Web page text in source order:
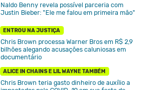
Naldo Benny revela possível parceria com
Justin Bieber: "Ele me falou em primeira mão"
ENTROU NA JUSTIÇA
Chris Brown processa Warner Bros em R$ 2,9
bilhões alegando acusações caluniosas em
documentário
ALICE IN CHAINS E LIL WAYNE TAMBÉM
Chris Brown teria gasto dinheiro de auxílio a